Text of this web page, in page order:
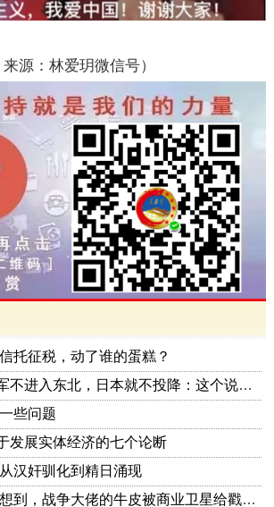
源：林爱玥微信号）
托征税，动了谁的蛋糕？
李克勤 | 苏联红军不进入东北，日本就不投降：这个说法来自哪里？是否说得通？
些问题
发展实体经济的七个论断
汉奸驯化到精日涌现
蜀人老邱：谁能想到，战争大佬的牛皮被商业卫星给戳破了？